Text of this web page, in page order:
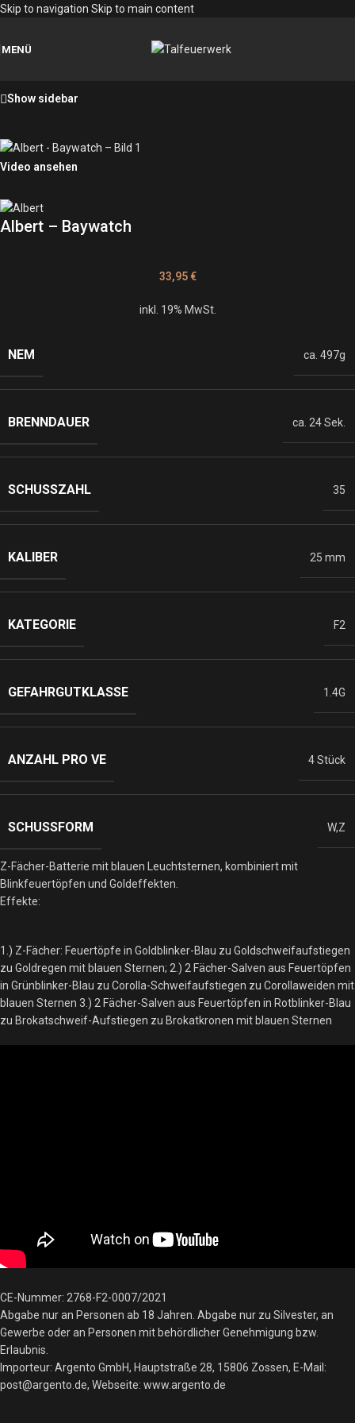
Skip to navigation Skip to main content
MENÜ
Show sidebar
Video ansehen
Albert – Baywatch
33,95€
inkl. 19% MwSt.
NEM ca. 497g
BRENNDAUER ca. 24 Sek.
SCHUSSZAHL 35
KALIBER 25 mm
KATEGORIE F2
GEFAHRGUTKLASSE 1.4G
ANZAHL PRO VE 4 Stück
SCHUSSFORM W,Z
Z-Fächer-Batterie mit blauen Leuchtsternen, kombiniert mit
Blinkfeuertöpfen und Goldeffekten.
Effekte:
1.) Z-Fächer: Feuertöpfe in Goldblinker-Blau zu Goldschweifaufstiegen
zu Goldregen mit blauen Sternen; 2.) 2 Fächer-Salven aus Feuertöpfen
in Grünblinker-Blau zu Corolla-Schweifaufstiegen zu Corollaweiden mit
blauen Sternen 3.) 2 Fächer-Salven aus Feuertöpfen in Rotblinker-Blau
zu Brokatschweif-Aufstiegen zu Brokatkronen mit blauen Sternen
CE-Nummer: 2768-F2-0007/2021
Abgabe nur an Personen ab 18 Jahren. Abgabe nur zu Silvester, an
Gewerbe oder an Personen mit behördlicher Genehmigung bzw.
Erlaubnis.
Importeur: Argento GmbH, Hauptstraße 28, 15806 Zossen, E-Mail:
post@argento.de, Webseite: www.argento.de